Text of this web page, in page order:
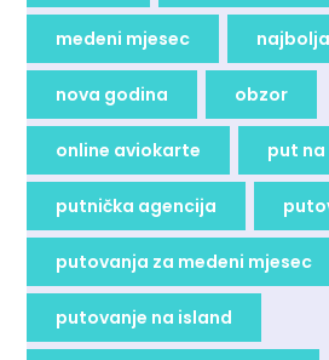
medeni mjesec
nova godina obzor
online aviokarte put na
putnička agencija
putovanja za medeni mjesec
putovanje na island